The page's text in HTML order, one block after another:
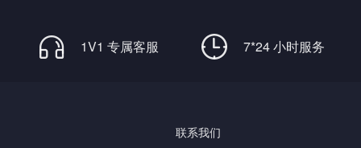
1V1 专属客服 7*24 小时服务
联系我们